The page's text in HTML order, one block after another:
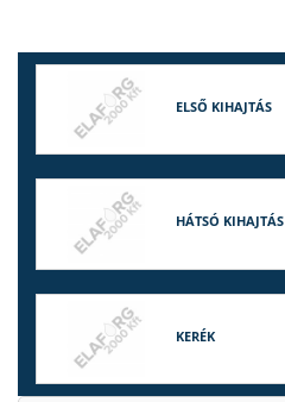
ELSŐ KIHAJTÁS
HÁTSÓ KIHAJTÁS
KERÉK